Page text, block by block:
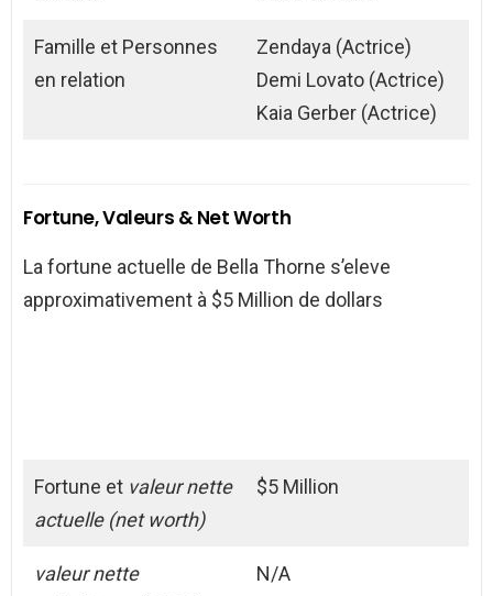
Famille et Personnes
en relation
Zendaya (Actrice)
Demi Lovato (Actrice)
Kaia Gerber (Actrice)
Fortune, Valeurs & Net Worth
La fortune actuelle de Bella Thorne s’eleve
approximativement à $5 Million de dollars
Fortune et valeur nette
actuelle (net worth)
$5 Million
valeur nette
N/A